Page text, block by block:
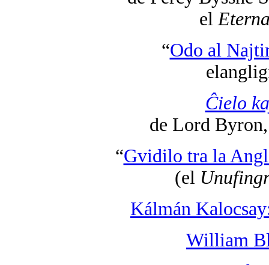
el
“Odo al
Ĉielo
de Lord
“Gvidilo tra la
(el
Kálmán
William